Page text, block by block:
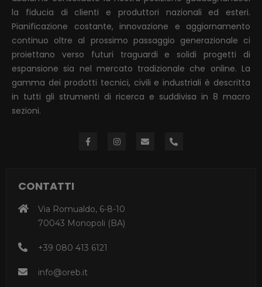
la fiducia di clienti e produttori nazionali ed esteri.
Pianificazione costante, innovazione e aggiornamento
continuo oltre al prossimo passaggio generazionale ci
proiettano verso futuri traguardi e solidi progetti di
espansione sia nel mercato tradizionale che online. La
gamma dei prodotti tecnici, civili e industriali è descritta
in tutti gli strumenti di ricerca e suddivisa in 8 macro
sezioni.
CONTATTI
Via Romualdo, 6-8-10
70043 Monopoli (BA)
+39 080 413 6121
info@oreb.it